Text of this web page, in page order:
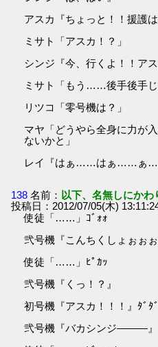
アスカ『ちょっと！！援護
ミサト「アスカ！？」
シンジ『今、行くよ！！アス
ミサト「もう……後手後手じ
リツコ「零号機は？」
マヤ「どうやら全身に力が
ないかと」
レイ『はぁ……はぁ……ぁ
138 名前： 以下、名無しにか
投稿日：2012/07/05(木)
使徒「……」ｺﾞｫｫ
弐号機『こんちくしょぉぉ
使徒「……」ﾋﾟｶｯ
弐号機『くっ！？』
初号機『アスカ！！！』ﾀﾞﾀ
弐号機『バカシンジ―――』